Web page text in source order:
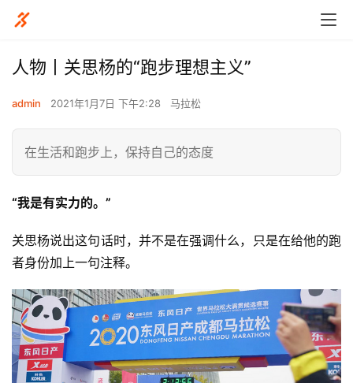
人物丨关思杨的“跑步理想主义”
admin 2021年1月7日 下午2:28 马拉松
在生活和跑步上，保持自己的态度
“我是有实力的。”
关思杨说出这句话时，并不是在强调什么，只是在给他的跑
者身份加上一句注释。